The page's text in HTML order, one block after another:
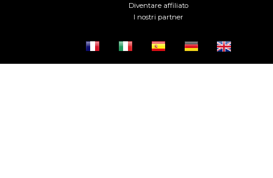
Diventare affiliato
I nostri partner